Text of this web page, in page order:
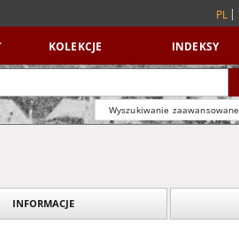
PL
KOLEKCJE INDEKSY
Wyszukiwanie zaawansowane
INFORMACJE